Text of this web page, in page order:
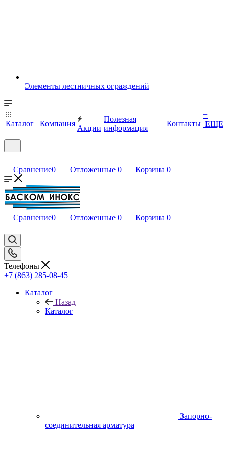
Элементы лестничных ограждений
Каталог Компания
Акции
Полезная
информация
Контакты
+
ЕЩЕ
Сравнение0 Отложенные 0 Корзина 0
Сравнение0 Отложенные 0 Корзина 0
Телефоны
+7 (863) 285-08-45
Каталог
Назад
Каталог
Запорно-
соединительная арматура